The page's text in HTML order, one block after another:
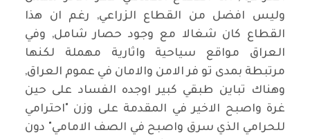
وليس افضل من القطاع الزراعي, رغم ان هذا
القطاع كان شغالا مع وجود حصار شامل, وفي
العراق مواقع سياحية واثارية مهملة لكنها
مرتبطة بمدى تو فر الامن والامان في عموم العراق,
وهناك تباين طبقي كبير اوجده الفساد على حين
غرة واصبح الاخير في المقدمة على وزن "احترامي
للحرامي الذي سرق واصبح في الصف الامامي" دون